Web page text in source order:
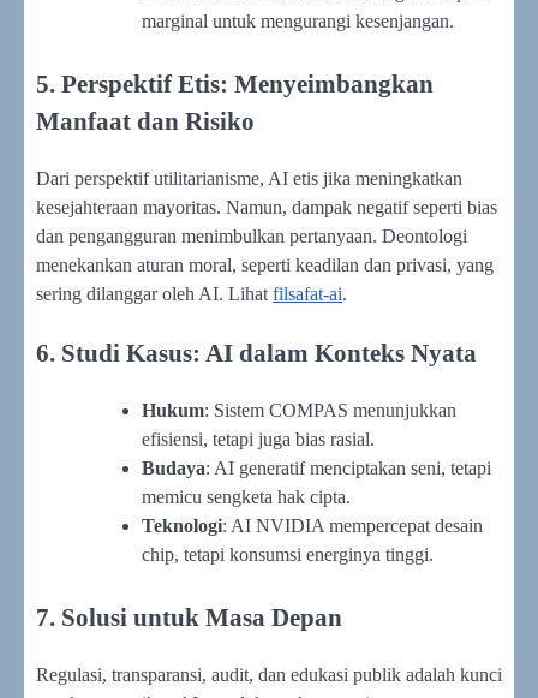
marginal untuk mengurangi kesenjangan.
5. Perspektif Etis: Menyeimbangkan
Manfaat dan Risiko
Dari perspektif utilitarianisme, AI etis jika meningkatkan
kesejahteraan mayoritas. Namun, dampak negatif seperti bias
dan pengangguran menimbulkan pertanyaan. Deontologi
menekankan aturan moral, seperti keadilan dan privasi, yang
sering dilanggar oleh AI. Lihat filsafat-ai.
6. Studi Kasus: AI dalam Konteks Nyata
Hukum: Sistem COMPAS menunjukkan
efisiensi, tetapi juga bias rasial.
Budaya: AI generatif menciptakan seni, tetapi
memicu sengketa hak cipta.
Teknologi: AI NVIDIA mempercepat desain
chip, tetapi konsumsi energinya tinggi.
7. Solusi untuk Masa Depan
Regulasi, transparansi, audit, dan edukasi publik adalah kunci